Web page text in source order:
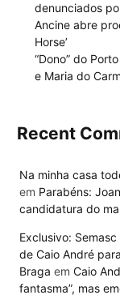
denunciados
Ancine abre
Horse’
“Dono” do
e Maria do
Recent
Na minha casa
em Parabéns:
candidatura do
Exclusivo:
de Caio André
Braga em Caio
fantasma”, mas